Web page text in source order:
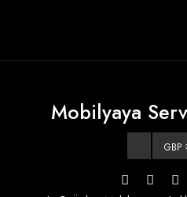
Mobilyaya
GBP